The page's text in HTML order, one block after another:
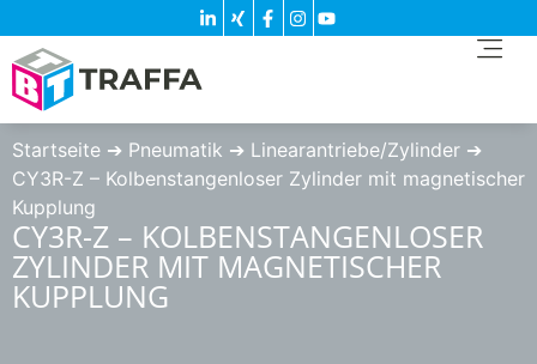
Startseite ➔ Pneumatik ➔ Linearantriebe/Zylinder ➔
CY3R-Z – Kolbenstangenloser Zylinder mit magnetischer
Kupplung
CY3R-Z – KOLBENSTANGENLOSER
ZYLINDER MIT MAGNETISCHER
KUPPLUNG